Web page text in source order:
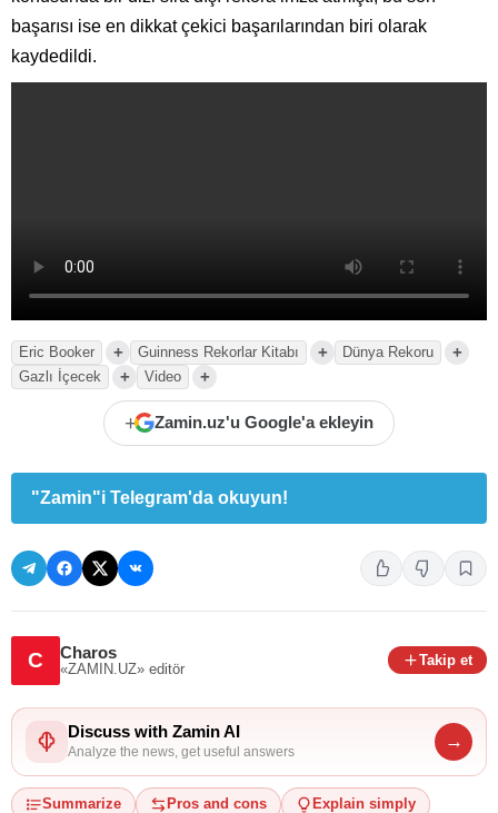
başarısı ise en dikkat çekici başarılarından biri olarak
kaydedildi.
Eric Booker + Guinness Rekorlar Kitabı + Dünya Rekoru +
Gazlı İçecek + Video +
+ Zamin.uz'u Google'a ekleyin
"Zamin"i Telegram'da okuyun!
C Charos
«ZAMIN.UZ» editör
Takip et
Discuss with Zamin AI
Analyze the news, get useful answers
→
Summarize Pros and cons Explain simply